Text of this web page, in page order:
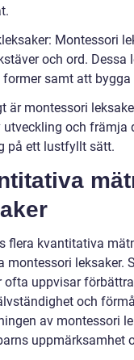
Montessori
och ord.
samt att
är montessori
utveckling och främja
på ett lustfyllt sätt.
flera kvantitativa
montessori leksaker.
ofta uppvisar
och
av montessori
uppmärksamhet